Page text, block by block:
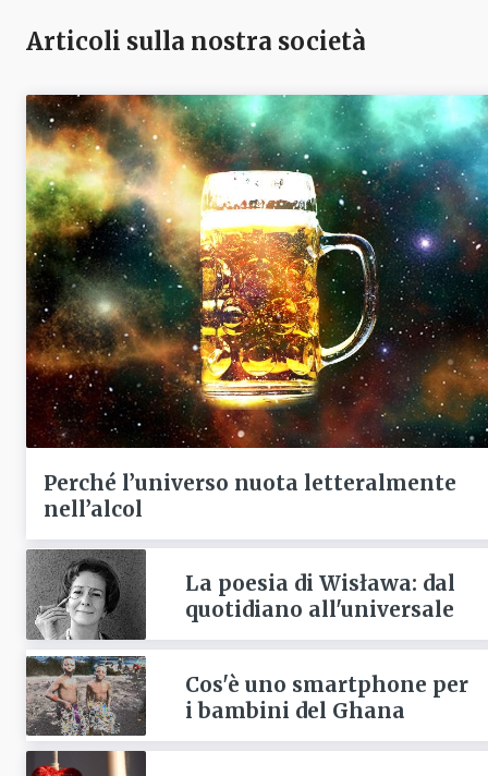
Articoli sulla nostra società
Perché l’universo nuota letteralmente
nell’alcol
La poesia di Wisława: dal
quotidiano all'universale
Cos'è uno smartphone per
i bambini del Ghana